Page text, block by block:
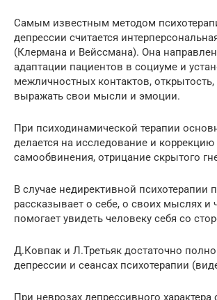
Самым известным методом
депрессии считается
(Клермана и Вейссмана). Она
адаптации пациентов в социуме и
межличностных контактов,
выражать свои мысли и эмоции.
При психодинамической терапии
делается на исследование и
самообвинения, отрицание скрытого
В случае недирективной психотерапии
рассказывает о себе, о своих мыслях и
помогает увидеть человеку себя со
Д.Ковпак и Л.Третьяк достаточно
депрессии и сеансах психотерапии
При неврозах депрессивного характера